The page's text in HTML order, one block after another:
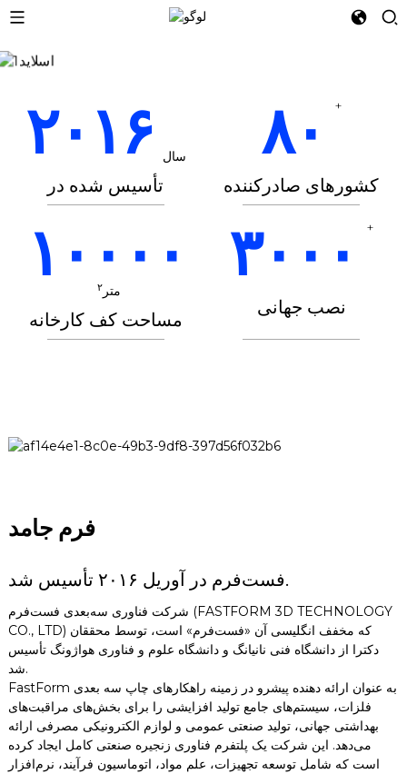
۲۰۱۶ سال
تأسیس شده در
۸۰ +
کشورهای صادرکننده
۱۰۰۰۰
متر۲
مساحت کف کارخانه
۳۰۰۰ +
نصب جهانی
فرم جامد
فست‌فرم در آوریل ۲۰۱۶ تأسیس شد.
شرکت فناوری سه‌بعدی فست‌فرم (FASTFORM 3D TECHNOLOGY
CO., LTD) که مخفف انگلیسی آن «فست‌فرم» است، توسط محققان
دکترا از دانشگاه فنی نانیانگ و دانشگاه علوم و فناوری هواژونگ تأسیس
شد.
FastForm به عنوان ارائه دهنده پیشرو در زمینه راهکارهای چاپ سه بعدی
فلزات، سیستم‌های جامع تولید افزایشی را برای بخش‌های مراقبت‌های
بهداشتی جهانی، تولید صنعتی عمومی و لوازم الکترونیکی مصرفی ارائه
می‌دهد. این شرکت یک پلتفرم فناوری زنجیره صنعتی کامل ایجاد کرده
است که شامل توسعه تجهیزات، علم مواد، اتوماسیون فرآیند، نرم‌افزار